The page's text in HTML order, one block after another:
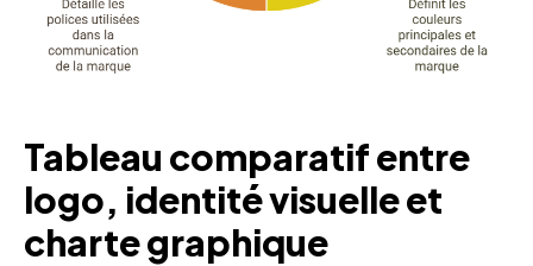
Tableau comparatif entre
logo, identité visuelle et
charte graphique